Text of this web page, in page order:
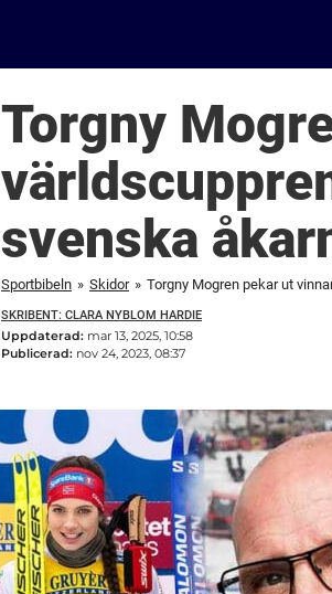
Torgny
svenska
Sportbibeln » Skidor » Torgny Mogren pekar ut
SKRIBENT: CLARA NYBLOM HARDIE
Uppdaterad: mar 13, 2025, 10:58
Publicerad: nov 24, 2023, 08:37